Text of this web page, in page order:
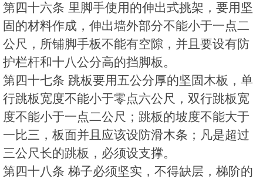
第四十六条 里脚手使用的伸出式挑架，要用坚
固的材料作成，伸出墙外部分不能小于一点二
公尺，所铺脚手板不能有空隙，并且要设有防
护栏杆和十八公分高的挡脚板。
第四十七条 跳板要用五公分厚的坚固木板，单
行跳板宽度不能小于零点六公尺，双行跳板宽
度不能小于一点二公尺；跳板的坡度不能大于
一比三，板面并且应该设防滑木条；凡是超过
三公尺长的跳板，必须设支撑。
第四十八条 梯子必须坚实，不得缺层，梯阶的